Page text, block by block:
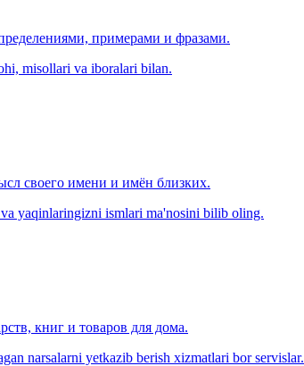
примерами и фразами.
misollari va iboralari bilan.
своего имени и имён близких.
yaqinlaringizni ismlari ma'nosini bilib oling.
книг и товаров для дома.
narsalarni yetkazib berish xizmatlari bor servislar.